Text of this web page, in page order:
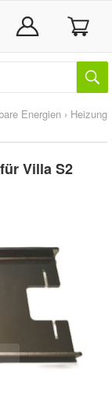
Energien › Heizung
Villa S2